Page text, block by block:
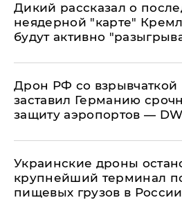
Дикий рассказал о
неядерной "карте"
будут активно
​Дрон РФ со взрывчаткой
заставил Германию
защиту аэропортов — DW
Украинские дроны
крупнейший терминал
пищевых грузов в России